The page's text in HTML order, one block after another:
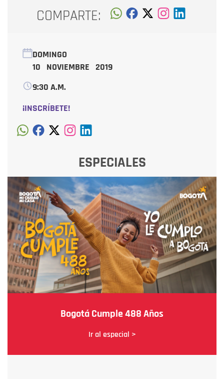
COMPARTE:
DOMINGO
10 NOVIEMBRE 2019
9:30 A.M.
¡INSCRÍBETE!
ESPECIALES
Bogotá Cumple 488 Años
Ir al especial >